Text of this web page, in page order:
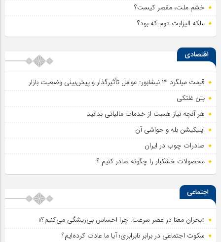
خشم ملت، مقصر کیست؟
ملکه الیزابت دوم که بود؟
اقتصادی
قیمت میلگرد ۱۴ نیشابور: عوامل تأثیرگذار و پیش‌بینی وضعیت بازار
بتن غلتکی
هر آنچه نیاز هست از خدمات مالیاتی بدانید
اپلیکیشن بله و حواشی آن
صادرات چوب در ایران
محصولات خشکبار را چگونه صادر کنیم ؟
اجتماعی
«بحران معنا در عصر سرعت: چرا احساس بی‌ریشگی می‌کنیم؟»
سکوت اجتماعی در برابر نابرابری؛ آیا ما عادت کرده‌ایم؟